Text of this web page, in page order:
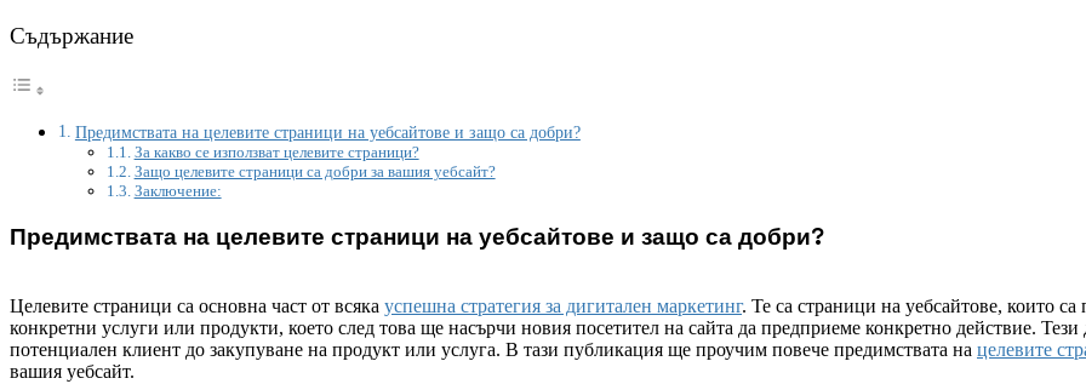
Съдържание
Предимствата на целевите страници на уебсайтове и защо са добри?
За какво се използват целевите страници?
Защо целевите страници са добри за вашия уебсайт?
Заключение:
Предимствата на целевите страници на уебсайтове и защо са добри?
Целевите страници са основна част от всяка успешна стратегия за дигитален маркетинг. Те са страници на уебсайтове, които
конкретни услуги или продукти, което след това ще насърчи новия посетител на сайта да предприеме конкретно действие.
потенциален клиент до закупуване на продукт или услуга. В тази публикация ще проучим повече предимствата на целевите
вашия уебсайт.